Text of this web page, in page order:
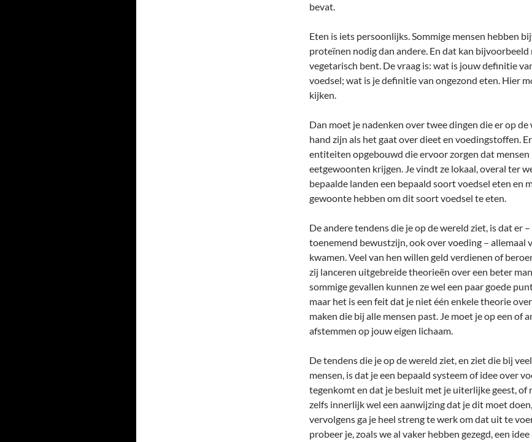
bevat.
Eten is iets persoonlijks. Sommige mensen hebben
proteïnen nodig dan andere. En dat kan bijvoorbeeld
vegetarisch bent. De vraag is: wat is jouw definitie
voedsel; wat is je definitie van ongezond eten. Hier
kijken.
Dan moet je nadenken over twee dingen die er op de
hand zijn als het gaat over dieet en voedingstoffen.
entiteiten opgebouwd die ervoor zorgen dat mensen
eetgewoonten krijgen. Je vindt ze lokaal, overal ter
bepaalde landen een bepaald soort voedsel eten en
gewoonte hebben om dit soort voedsel te eten.
De andere tendens die je op de wereld ziet, is dat er
toenemend bewustzijn, ook over voeding – allemaal
kwamen. Veel van hen willen geld verdienen of
zij lanceren uitgebreide theorieën over een beter
sommige gevallen kunnen ze wel een paar goede
maar het is een feit dat je niet één enkele theorie
maken die bij alle mensen past. Je moet je op een of
afstemmen op jouw eigen lichaam.
De tendens die je op de wereld ziet, en ziet die bij
mensen, is dat je een bepaald systeem of idee over
tegenkomt en dat je besluit met je uiterlijke geest, of
zelfs innerlijk wel een aanwijzing dat je dit moet
vervolgens ga je heel streng te werk om dat uit te
probeer je, zoals we al vaker hebben gezegd, een